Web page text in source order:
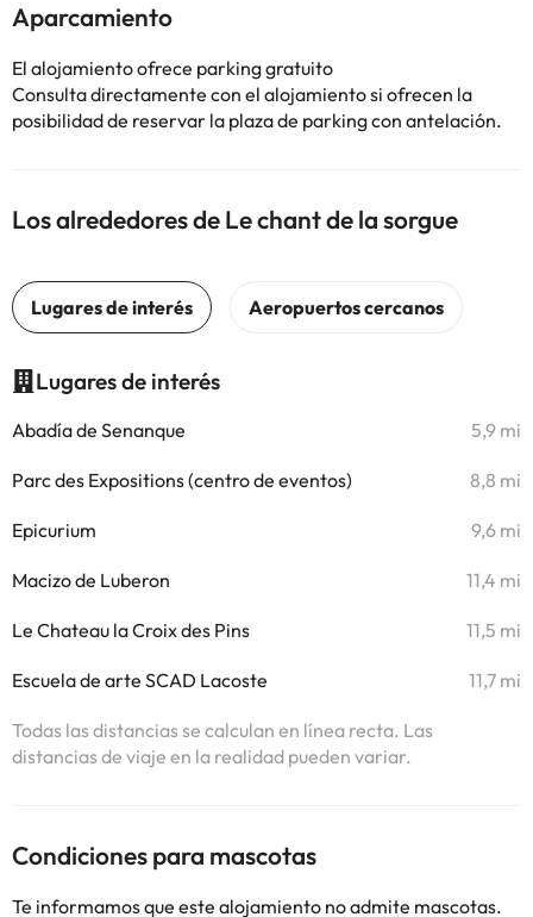
Aparcamiento
El alojamiento ofrece parking gratuito
Consulta directamente con el alojamiento si ofrecen la
posibilidad de reservar la plaza de parking con antelación.
Los alrededores de Le chant de la sorgue
Lugares de interés
Abadía de Senanque 5,9 mi
Parc des Expositions (centro de eventos) 8,8 mi
Epicurium 9,6 mi
Macizo de Luberon 11,4 mi
Le Chateau la Croix des Pins 11,5 mi
Escuela de arte SCAD Lacoste 11,7 mi
Todas las distancias se calculan en línea recta. Las
distancias de viaje en la realidad pueden variar.
Condiciones para mascotas
Te informamos que este alojamiento no admite mascotas.